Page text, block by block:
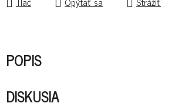
POPIS
DISKUSIA